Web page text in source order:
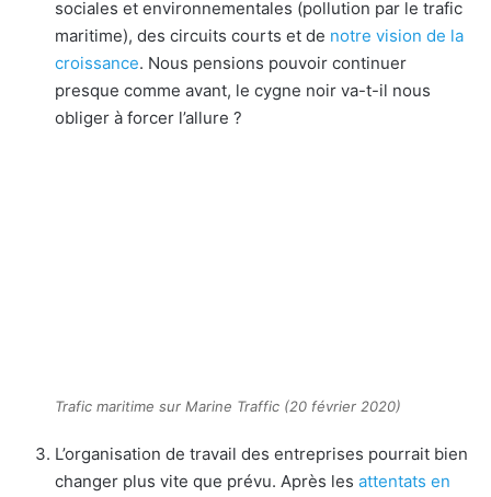
sociales et environnementales (pollution par le trafic
maritime), des circuits courts et de notre vision de la
croissance. Nous pensions pouvoir continuer
presque comme avant, le cygne noir va-t-il nous
obliger à forcer l’allure ?
Trafic maritime sur Marine Traffic (20 février 2020)
L’organisation de travail des entreprises pourrait bien
changer plus vite que prévu. Après les attentats en